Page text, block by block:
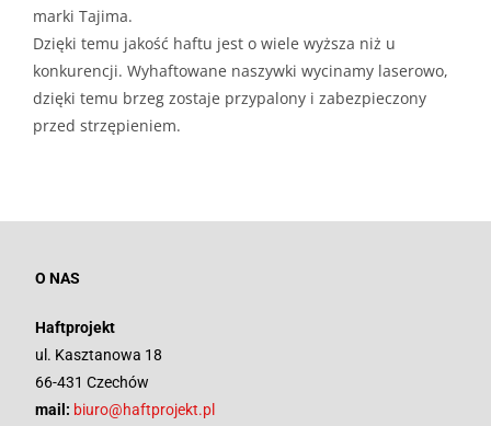
marki Tajima.
Dzięki temu jakość haftu jest o wiele wyższa niż u
konkurencji. Wyhaftowane naszywki wycinamy laserowo,
dzięki temu brzeg zostaje przypalony i zabezpieczony
przed strzępieniem.
O NAS
Haftprojekt
ul. Kasztanowa 18
66-431 Czechów
mail: biuro@haftprojekt.pl